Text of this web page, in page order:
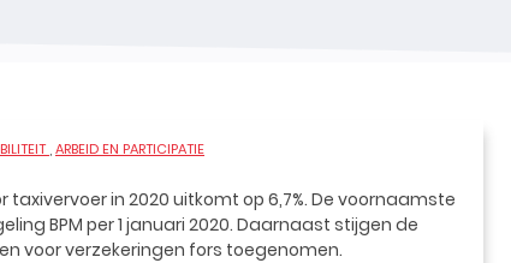
ARBEID EN PARTICIPATIE
in 2020 uitkomt op 6,7%. De voornaamste
BPM per 1 januari 2020. Daarnaast stijgen de
voor verzekeringen fors toegenomen.